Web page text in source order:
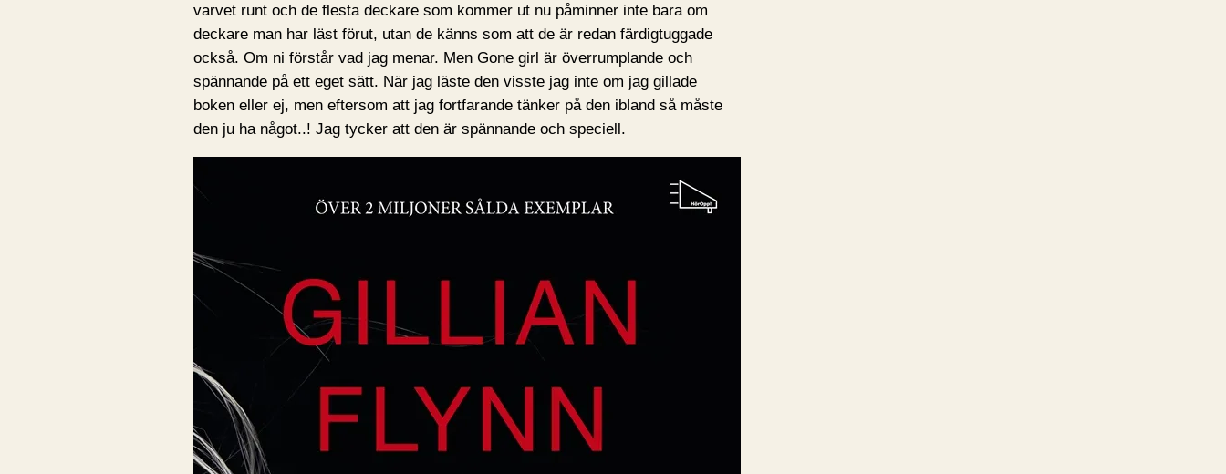
varvet runt och de flesta deckare som kommer ut nu påminner inte bara om
deckare man har läst förut, utan de känns som att de är redan färdigtuggade
också. Om ni förstår vad jag menar. Men Gone girl är överrumplande och
spännande på ett eget sätt. När jag läste den visste jag inte om jag gillade
boken eller ej, men eftersom att jag fortfarande tänker på den ibland så måste
den ju ha något..! Jag tycker att den är spännande och speciell.